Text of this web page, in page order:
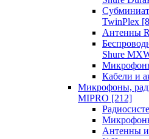
TwinPlex
Антенны
Shure
Кабели и
Микрофоны,
MIPRO [212]
Антенны и